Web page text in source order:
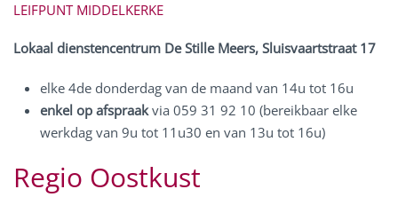
LEIFPUNT MIDDELKERKE
Lokaal dienstencentrum De Stille Meers, Sluisvaartstraat 17
elke 4de donderdag van de maand van 14u tot 16u
enkel op afspraakvia 059 31 92 10 (bereikbaar elke
werkdag van 9u tot 11u30 en van 13u tot 16u)
Regio Oostkust